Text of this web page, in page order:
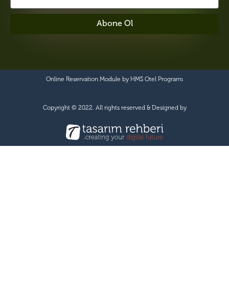
Abone Ol
Online Reservation Module by HMS Otel Programı
Copyright © 2022. All rights reserved & Designed by